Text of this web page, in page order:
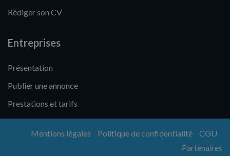
Rédiger son CV
Entreprises
Présentation
Publier une annonce
Prestations et tarifs
Mentions légales Politique de confidentialité
CGU
Partenaires